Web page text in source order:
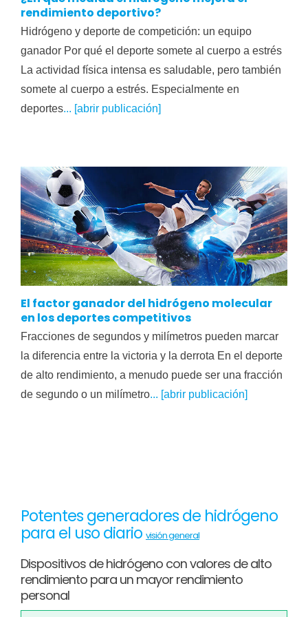
rendimiento deportivo?
Hidrógeno y deporte de competición: un equipo
ganador Por qué el deporte somete al cuerpo a estrés
La actividad física intensa es saludable, pero también
somete al cuerpo a estrés. Especialmente en
deportes... [abrir publicación]
El factor ganador del hidrógeno molecular
en los deportes competitivos
Fracciones de segundos y milímetros pueden marcar
la diferencia entre la victoria y la derrota En el deporte
de alto rendimiento, a menudo puede ser una fracción
de segundo o un milímetro... [abrir publicación]
Potentes generadores de hidrógeno
para el uso diario visión general
Dispositivos de hidrógeno con valores de alto
rendimiento para un mayor rendimiento
personal